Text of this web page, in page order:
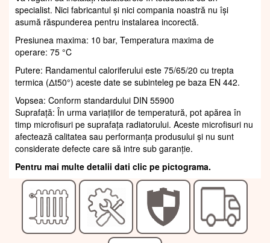
specialist. Nici fabricantul și nici compania noastră nu își
asumă răspunderea pentru instalarea incorectă.
Presiunea maxima: 10 bar, Temperatura maxima de
operare: 75 °C
Putere: Randamentul caloriferului este 75/65/20 cu trepta
termica (Δt50°) aceste date se subinteleg pe baza EN 442.
Vopsea: Conform standardului DIN 55900
Suprafaţă: În urma variațiilor de temperatură, pot apărea în
timp microfisuri pe suprafața radiatorului. Aceste microfisuri nu
afectează calitatea sau performanța produsului și nu sunt
considerate defecte care să intre sub garanție.
Pentru mai multe detalii dati clic pe pictograma.